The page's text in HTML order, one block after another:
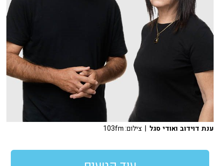
ענת דוידוב ואודי סגל | צילום: 103fm